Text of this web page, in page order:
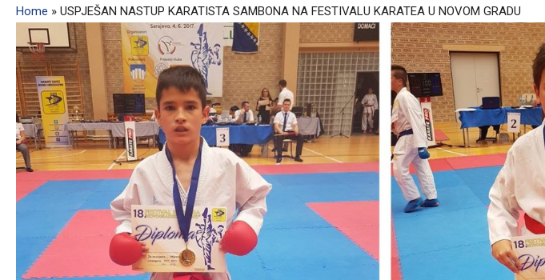
Home » USPJEŠAN NASTUP KARATISTA SAMBONA NA FESTIVALU KARATEA U NOVOM GRADU